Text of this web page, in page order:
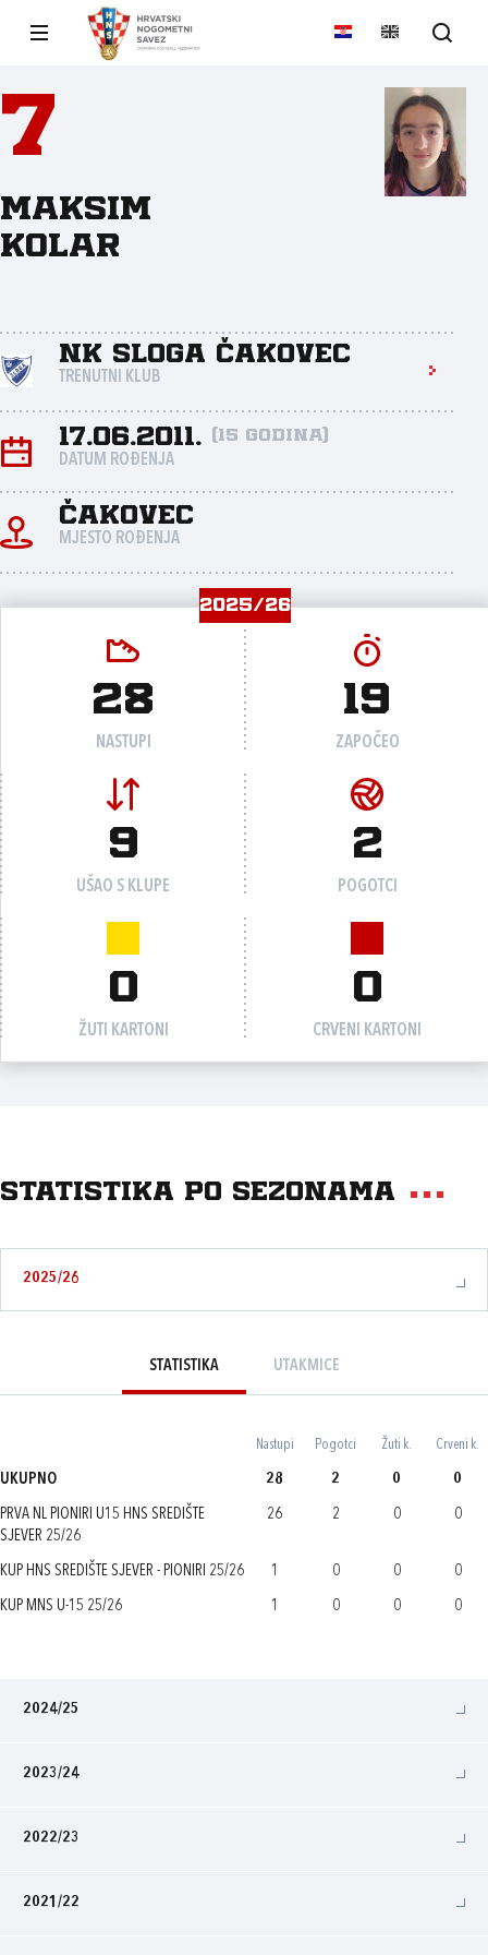
7
Maksim
Kolar
NK Sloga Čakovec
TRENUTNI KLUB
17.06.2011. (15 godina)
DATUM ROĐENJA
Čakovec
MJESTO ROĐENJA
2025/26
28
NASTUPI
19
ZAPOČEO
9
UŠAO S KLUPE
2
POGOTCI
0
ŽUTI KARTONI
0
CRVENI KARTONI
Statistika po sezonama
2025/26
STATISTIKA UTAKMICE
Nastupi Pogotci Žuti k. Crveni k.
UKUPNO 28 2 0 0
PRVA NL PIONIRI U15 HNS SREDIŠTE
SJEVER 25/26
26 2 0 0
KUP HNS SREDIŠTE SJEVER - PIONIRI 25/26 1 0 0 0
KUP MNS U-15 25/26 1 0 0 0
2024/25
2023/24
2022/23
2021/22